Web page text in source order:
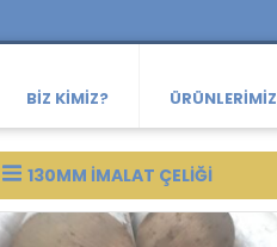
BIZ KIMIZ? ÜRÜNLERIMIZ
130MM IMALAT ÇELIĞI